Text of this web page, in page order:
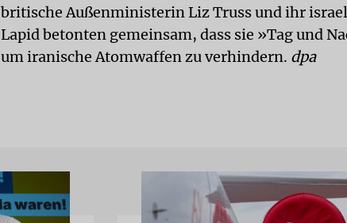
britische Außenministerin Liz Truss und ihr
Lapid betonten gemeinsam, dass sie »Tag und
um iranische Atomwaffen zu verhindern. dpa